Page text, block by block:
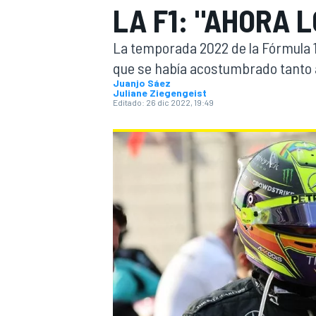
WEC FÓRMULA E
LA F1: "AHORA
La temporada 2022 de la
que se había acostumbrado tanto
Juanjo Sáez
Juliane Ziegengeist
Editado: 26 dic 2022, 19:49